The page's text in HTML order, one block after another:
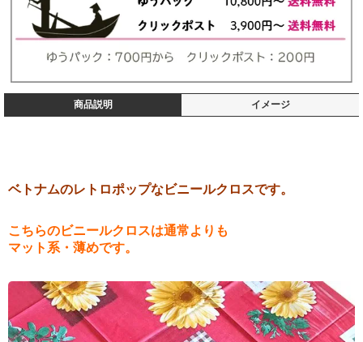
商品説明 イメージ
ベトナムのレトロポップなビニールクロスです。
こちらのビニールクロスは通常よりも
マット系・薄めです。